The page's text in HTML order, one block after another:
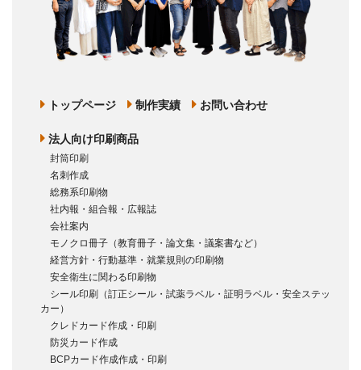
トップページ 制作実績 お問い合わせ
法人向け印刷商品
封筒印刷
名刺作成
総務系印刷物
社内報・組合報・広報誌
会社案内
モノクロ冊子（教育冊子・論文集・議案書など）
経営方針・行動基準・就業規則の印刷物
安全衛生に関わる印刷物
シール印刷（訂正シール・試薬ラベル・証明ラベル・安全ステッ
カー）
クレドカード作成・印刷
防災カード作成
BCPカード作成作成・印刷